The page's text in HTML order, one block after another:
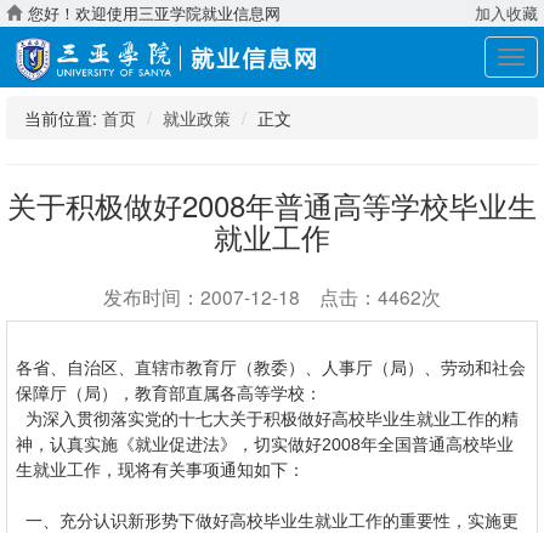
您好！欢迎使用三亚学院就业信息网 加入收藏
展
开
当前位置: 首页 就业政策 正文
关于积极做好2008年普通高等学校毕业生
就业工作
发布时间：2007-12-18 点击：4462次
各省、自治区、直辖市教育厅（教委）、人事厅（局）、劳动和社会
保障厅（局），教育部直属各高等学校：
为深入贯彻落实党的十七大关于积极做好高校毕业生就业工作的精
神，认真实施《就业促进法》，切实做好2008年全国普通高校毕业
生就业工作，现将有关事项通知如下：
一、充分认识新形势下做好高校毕业生就业工作的重要性，实施更